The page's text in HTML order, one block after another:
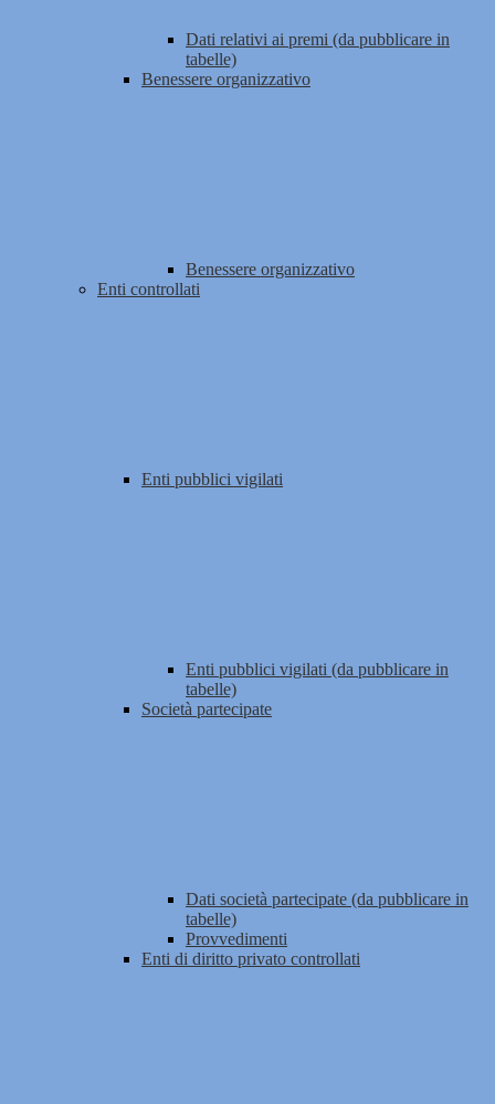
Dati relativi ai premi (da pubblicare in
tabelle)
Benessere organizzativo
Benessere organizzativo
Enti controllati
Enti pubblici vigilati
Enti pubblici vigilati (da pubblicare in
tabelle)
Società partecipate
Dati società partecipate (da pubblicare in
tabelle)
Provvedimenti
Enti di diritto privato controllati